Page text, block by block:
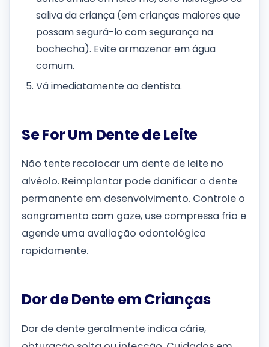
saliva da criança (em crianças maiores que
possam segurá-lo com segurança na
bochecha). Evite armazenar em água
comum.
Vá imediatamente ao dentista.
Se For Um Dente de Leite
Não tente recolocar um dente de leite no
alvéolo. Reimplantar pode danificar o dente
permanente em desenvolvimento. Controle o
sangramento com gaze, use compressa fria e
agende uma avaliação odontológica
rapidamente.
Dor de Dente em Crianças
Dor de dente geralmente indica cárie,